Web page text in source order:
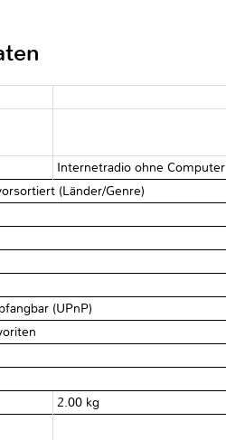
Internetradio ohne Computer
(Länder/Genre)
(UPnP)
2.00 kg